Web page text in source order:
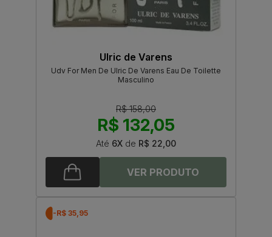
Ulric de Varens
Udv For Men De Ulric De Varens Eau De Toilette
Masculino
R$ 158,00
R$ 132,05
Até 6X de R$ 22,00
-R$ 35,95